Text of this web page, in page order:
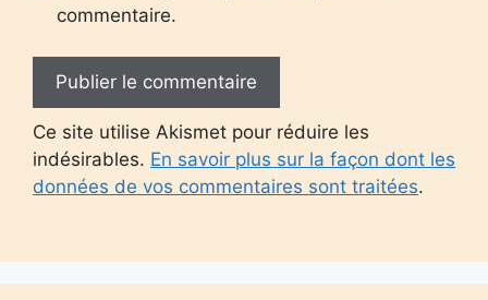
commentaire.
Ce site utilise Akismet pour réduire les
indésirables. En savoir plus sur la façon dont les
données de vos commentaires sont traitées.